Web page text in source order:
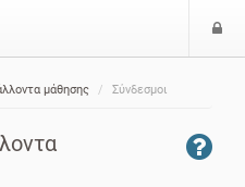
μάθησης Σύνδεσμοι